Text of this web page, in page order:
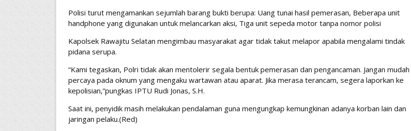
Polisi turut mengamankan sejumlah barang bukti berupa: Uang tunai hasil pemerasan, Beberapa unit
handphone yang digunakan untuk melancarkan aksi, Tiga unit sepeda motor tanpa nomor polisi
Kapolsek Rawajitu Selatan mengimbau masyarakat agar tidak takut melapor apabila mengalami tindak
pidana serupa.
“Kami tegaskan, Polri tidak akan mentolerir segala bentuk pemerasan dan pengancaman. Jangan mudah
percaya pada oknum yang mengaku wartawan atau aparat. Jika merasa terancam, segera laporkan ke
kepolisian,”pungkas IPTU Rudi Jonas, S.H.
Saat ini, penyidik masih melakukan pendalaman guna mengungkap kemungkinan adanya korban lain dan
jaringan pelaku.(Red)